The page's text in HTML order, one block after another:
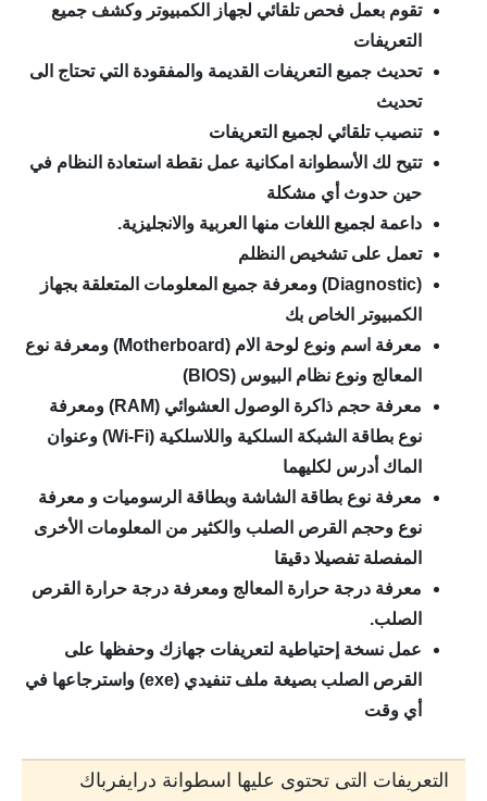
تقوم بعمل فحص تلقائي لجهاز الكمبيوتر وكشف جميع
التعريفات
تحديث جميع التعريفات القديمة والمفقودة التي تحتاج الى
تحديث
تنصيب تلقائي لجميع التعريفات
تتيح لك الأسطوانة امكانية عمل نقطة استعادة النظام في
حين حدوث أي مشكلة
داعمة لجميع اللغات منها العربية والانجليزية.
تعمل على تشخيص النظلم
(Diagnostic) ومعرفة جميع المعلومات المتعلقة بجهاز
الكمبيوتر الخاص بك
معرفة اسم ونوع لوحة الام (Motherboard) ومعرفة نوع
المعالج ونوع نظام البيوس (BIOS)
معرفة حجم ذاكرة الوصول العشوائي (RAM) ومعرفة
نوع بطاقة الشبكة السلكية واللاسلكية (Wi-Fi) وعنوان
الماك أدرس لكليهما
معرفة نوع بطاقة الشاشة وبطاقة الرسوميات و معرفة
نوع وحجم القرص الصلب والكثير من المعلومات الأخرى
المفصلة تفصيلا دقيقا
معرفة درجة حرارة المعالج ومعرفة درجة حرارة القرص
الصلب.
عمل نسخة إحتياطية لتعريفات جهازك وحفظها على
القرص الصلب بصيغة ملف تنفيدي (exe) واسترجاعها في
أي وقت
التعريفات التى تحتوى عليها اسطوانة درايفرباك